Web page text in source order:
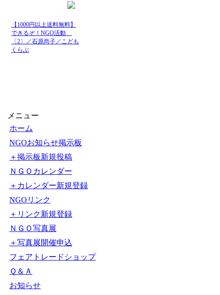
【1000円以上送料無料】
できるぞ！NGO活動
〔2〕／石原尚子／こども
くらぶ
メニュー
ホーム
NGOお知らせ掲示板
＋掲示板新規投稿
ＮＧＯカレンダー
＋カレンダー新規登録
NGOリンク
＋リンク新規登録
ＮＧＯ写真展
＋写真展開催申込
フェアトレードショップ
Ｑ＆Ａ
お知らせ